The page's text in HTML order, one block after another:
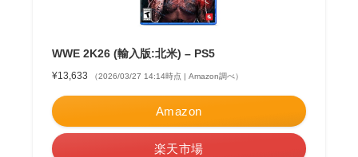
WWE 2K26 (輸入版:北米) – PS5
¥13,633 （2026/03/27 14:14時点 | Amazon調べ）
Amazon
楽天市場